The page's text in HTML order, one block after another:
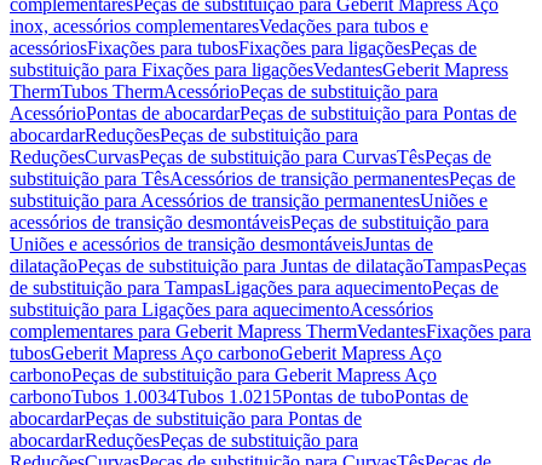
complementaresPeças de substituição para Geberit Mapress Aço
inox, acessórios complementaresVedações para tubos e
acessóriosFixações para tubosFixações para ligaçõesPeças de
substituição para Fixações para ligaçõesVedantesGeberit Mapress
ThermTubos ThermAcessórioPeças de substituição para
AcessórioPontas de abocardarPeças de substituição para Pontas de
abocardarReduçõesPeças de substituição para
ReduçõesCurvasPeças de substituição para CurvasTêsPeças de
substituição para TêsAcessórios de transição permanentesPeças de
substituição para Acessórios de transição permanentesUniões e
acessórios de transição desmontáveisPeças de substituição para
Uniões e acessórios de transição desmontáveisJuntas de
dilataçãoPeças de substituição para Juntas de dilataçãoTampasPeças
de substituição para TampasLigações para aquecimentoPeças de
substituição para Ligações para aquecimentoAcessórios
complementares para Geberit Mapress ThermVedantesFixações para
tubosGeberit Mapress Aço carbonoGeberit Mapress Aço
carbonoPeças de substituição para Geberit Mapress Aço
carbonoTubos 1.0034Tubos 1.0215Pontas de tuboPontas de
abocardarPeças de substituição para Pontas de
abocardarReduçõesPeças de substituição para